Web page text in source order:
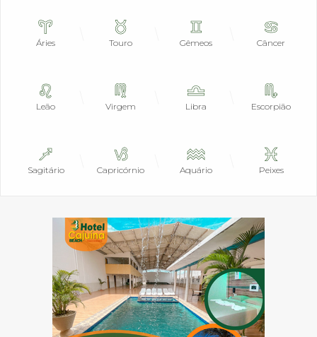
Áries Touro Gêmeos Câncer
Leão Virgem Libra Escorpião
Sagitário Capricórnio Aquário Peixes